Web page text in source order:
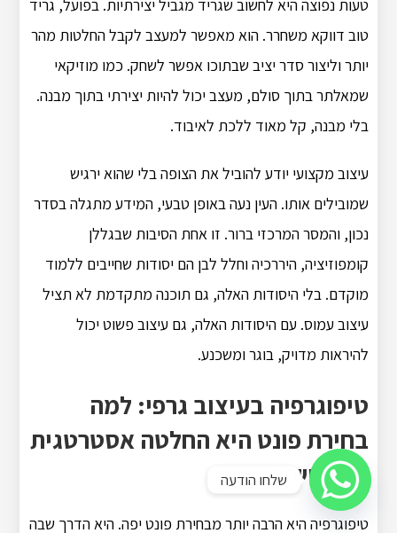
טעות נפוצה היא לחשוב שגריד מגביל יצירתיות. בפועל, גריד
טוב דווקא משחרר. הוא מאפשר למעצב לקבל החלטות מהר
יותר וליצור סדר יציב שבתוכו אפשר לשחק. כמו מוזיקאי
שמאלתר בתוך סולם, מעצב יכול להיות יצירתי בתוך מבנה.
בלי מבנה, קל מאוד ללכת לאיבוד.
עיצוב מקצועי יודע להוביל את הצופה בלי שהוא ירגיש
שמובילים אותו. העין נעה באופן טבעי, המידע מתגלה בסדר
נכון, והמסר המרכזי ברור. זו אחת הסיבות שבגללן
קומפוזיציה, היררכיה וחלל לבן הם יסודות שחייבים ללמוד
מוקדם. בלי היסודות האלה, גם תוכנה מתקדמת לא תציל
עיצוב עמוס. עם היסודות האלה, גם עיצוב פשוט יכול
להיראות מדויק, בוגר ומשכנע.
טיפוגרפיה בעיצוב גרפי: למה
בחירת פונט היא החלטה אסטרטגית
ולא קישוט
טיפוגרפיה היא הרבה יותר מבחירת פונט יפה. היא הדרך שבה
שלחו הודעה